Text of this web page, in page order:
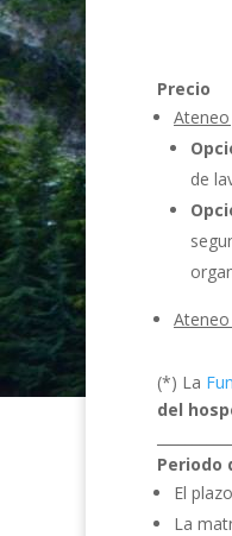
Precio
Ateneo
de
(*) La
del
Periodo
El
La